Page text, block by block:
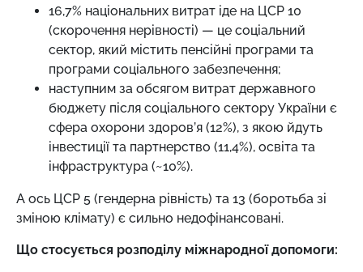
16,7% національних витрат іде на ЦСР 10
(скорочення нерівності) — це соціальний
сектор, який містить пенсійні програми та
програми соціального забезпечення;
наступним за обсягом витрат державного
бюджету після соціального сектору України є
сфера охорони здоров’я (12%), з якою йдуть
інвестиції та партнерство (11,4%), освіта та
інфраструктура (~10%).
А ось ЦСР 5 (гендерна рівність) та 13 (боротьба зі
зміною клімату) є сильно недофінансовані.
Що стосується розподілу міжнародної допомоги: